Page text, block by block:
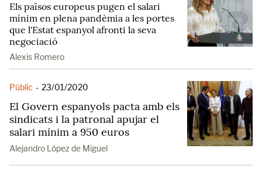
Els països europeus pugen el salari
mínim en plena pandèmia a les portes
que l'Estat espanyol afronti la seva
negociació
Alexis Romero
Públic - 23/01/2020
El Govern espanyols pacta amb els
sindicats i la patronal apujar el
salari mínim a 950 euros
Alejandro López de Miguel